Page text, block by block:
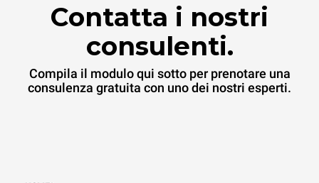
Contatta i nostri
consulenti.
Compila il modulo qui sotto per prenotare una
consulenza gratuita con uno dei nostri esperti.